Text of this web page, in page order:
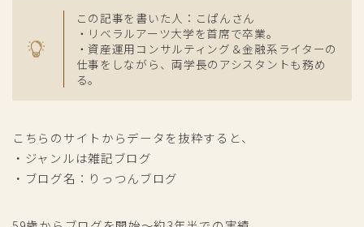
この記事を書いた人：こぱんさん
・リベラルアーツ大学を首席で卒業。
・資産運用コンサルティング＆金融系ライターの
仕事をしながら、両学長のアシスタントも務め
る。
こちらのサイトからデータを抜粋すると、
・ジャンルは雑記ブログ
・ブログ名：りっつんブログ